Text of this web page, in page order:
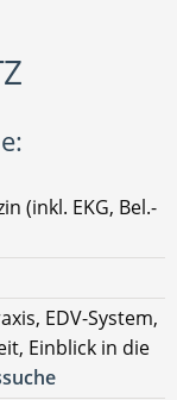
(inkl. EKG, Bel.-
EDV-System,
Einblick in die